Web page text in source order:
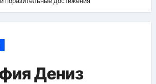
Дениз